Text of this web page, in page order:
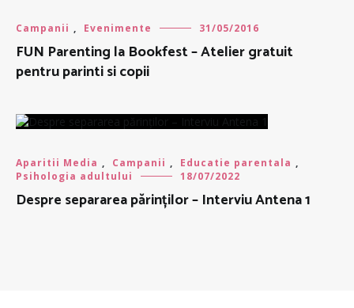
Campanii , Evenimente 31/05/2016
FUN Parenting la Bookfest – Atelier gratuit
pentru parinti si copii
Aparitii Media , Campanii , Educatie parentala ,
Psihologia adultului
18/07/2022
Despre separarea părinților – Interviu Antena 1